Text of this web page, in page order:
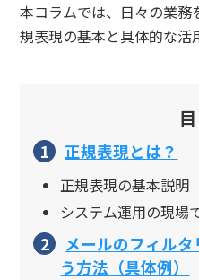
本コラムでは、日々の業務
規表現の基本と具体的な活
正規表現とは？
正規表現の基本説明
システム運用の現場
メールのフィル
う方法（具体例）